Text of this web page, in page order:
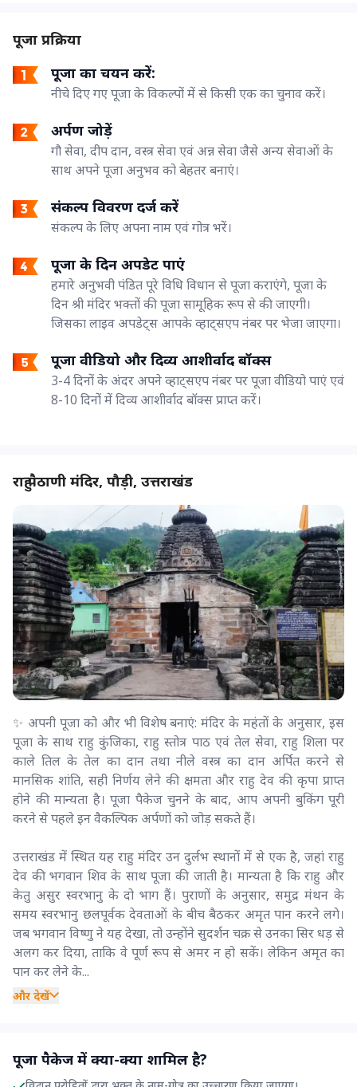
पूजा प्रक्रिया
पूजा का चयन करें:
नीचे दिए गए पूजा के विकल्पों में से किसी एक का चुनाव करें।
अर्पण जोड़ें
गौ सेवा, दीप दान, वस्त्र सेवा एवं अन्न सेवा जैसे अन्य सेवाओं के
साथ अपने पूजा अनुभव को बेहतर बनाएं।
संकल्प विवरण दर्ज करें
संकल्प के लिए अपना नाम एवं गोत्र भरें।
पूजा के दिन अपडेट पाएं
हमारे अनुभवी पंडित पूरे विधि विधान से पूजा कराएंगे, पूजा के
दिन श्री मंदिर भक्तों की पूजा सामूहिक रूप से की जाएगी।
जिसका लाइव अपडेट्स आपके व्हाट्सएप नंबर पर भेजा जाएगा।
पूजा वीडियो और दिव्य आशीर्वाद बॉक्स
3-4 दिनों के अंदर अपने व्हाट्सएप नंबर पर पूजा वीडियो पाएं एवं
8-10 दिनों में दिव्य आशीर्वाद बॉक्स प्राप्त करें।
राहु पैठाणी मंदिर, पौड़ी, उत्तराखंड
✨ अपनी पूजा को और भी विशेष बनाएं: मंदिर के महंतों के अनुसार, इस
पूजा के साथ राहु कुंजिका, राहु स्तोत्र पाठ एवं तेल सेवा, राहु शिला पर
काले तिल के तेल का दान तथा नीले वस्त्र का दान अर्पित करने से
मानसिक शांति, सही निर्णय लेने की क्षमता और राहु देव की कृपा प्राप्त
होने की मान्यता है। पूजा पैकेज चुनने के बाद, आप अपनी बुकिंग पूरी
करने से पहले इन वैकल्पिक अर्पणों को जोड़ सकते हैं।
उत्तराखंड में स्थित यह राहु मंदिर उन दुर्लभ स्थानों में से एक है, जहां राहु
देव की भगवान शिव के साथ पूजा की जाती है। मान्यता है कि राहु और
केतु असुर स्वरभानु के दो भाग हैं। पुराणों के अनुसार, समुद्र मंथन के
समय स्वरभानु छलपूर्वक देवताओं के बीच बैठकर अमृत पान करने लगे।
जब भगवान विष्णु ने यह देखा, तो उन्होंने सुदर्शन चक्र से उनका सिर धड़ से
अलग कर दिया, ताकि वे पूर्ण रूप से अमर न हो सकें। लेकिन अमृत का
पान कर लेने के...
और देखें
पूजा पैकेज में क्या-क्या शामिल है?